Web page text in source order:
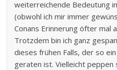
weiterreichende Bedeutung
(obwohl ich mir immer
Conans Erinnerung öfter mal
Trotzdem bin ich ganz
dieses frühen Falls, der so
geraten ist. Vielleicht peppen